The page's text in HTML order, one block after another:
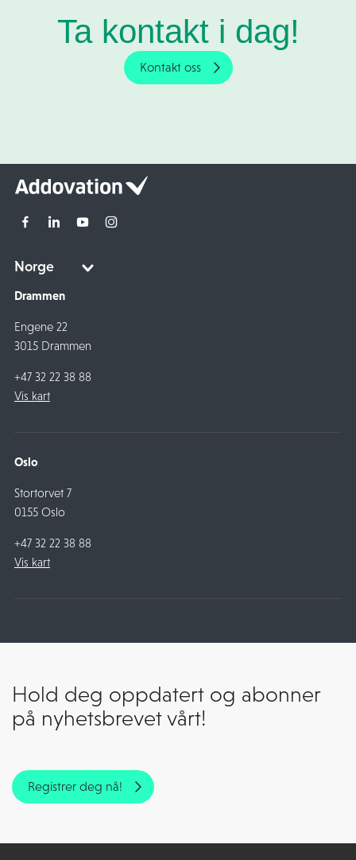
Ta kontakt i dag!
Kontakt oss
Drammen
Engene 22
3015 Drammen
+47 32 22 38 88
Vis kart
Oslo
Stortorvet 7
0155 Oslo
+47 32 22 38 88
Vis kart
Hold deg oppdatert og abonner
på nyhetsbrevet vårt!
Registrer deg nå!